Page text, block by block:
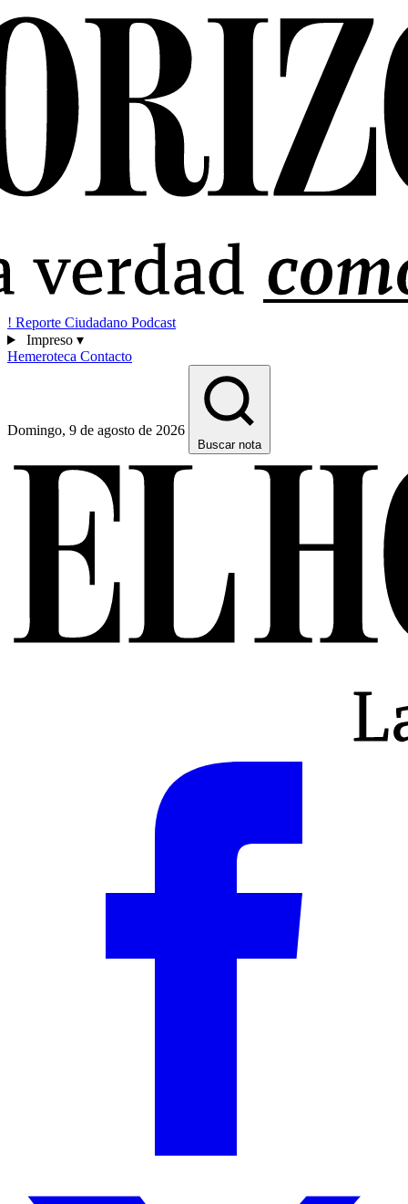
! Reporte Ciudadano Podcast
Impreso ▾
Hemeroteca Contacto
Domingo, 9 de agosto de 2026
Buscar nota